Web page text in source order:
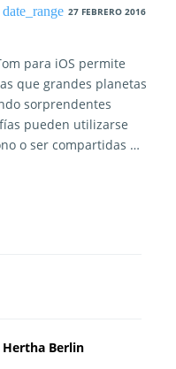
27 FEBRERO 2016
para iOS permite
que grandes planetas
sorprendentes
pueden utilizarse
o ser compartidas …
Berlin